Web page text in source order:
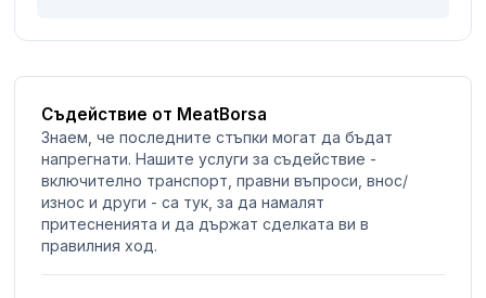
Съдействие от MeatBorsa
Знаем, че последните стъпки могат да бъдат
напрегнати. Нашите услуги за съдействие -
включително транспорт, правни въпроси, внос/
износ и други - са тук, за да намалят
притесненията и да държат сделката ви в
правилния ход.